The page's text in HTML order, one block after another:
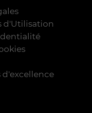
d'Utilisation
d'excellence